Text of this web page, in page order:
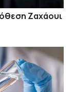
Ζαχάουι